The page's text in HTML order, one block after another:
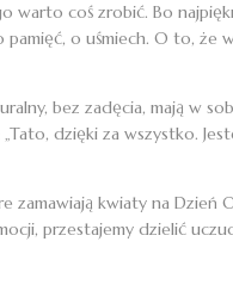
warto coś zrobić. Bo
o uśmiech. O to, że
bez zadęcia, mają w
dzięki za wszystko.
kwiaty na Dzień
przestajemy dzielić